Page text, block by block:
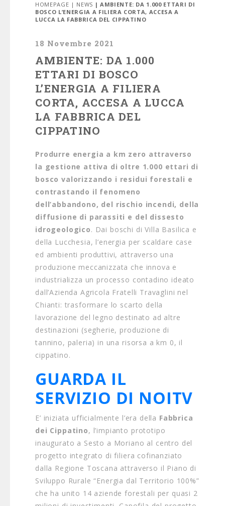
HOMEPAGE | NEWS | AMBIENTE: DA 1.000 ETTARI DI
BOSCO L’ENERGIA A FILIERA CORTA, ACCESA A
LUCCA LA FABBRICA DEL CIPPATINO
18 Novembre 2021
AMBIENTE: DA 1.000
ETTARI DI BOSCO
L’ENERGIA A FILIERA
CORTA, ACCESA A LUCCA
LA FABBRICA DEL
CIPPATINO
Produrre energia a km zero attraverso
la gestione attiva di oltre 1.000 ettari di
bosco valorizzando i residui forestali e
contrastando il fenomeno
dell’abbandono, del rischio incendi, della
diffusione di parassiti e del dissesto
idrogeologico. Dai boschi di Villa Basilica e
della Lucchesia, l’energia per scaldare case
ed ambienti produttivi, attraverso una
produzione meccanizzata che innova e
industrializza un processo contadino ideato
dall’Azienda Agricola Fratelli Travaglini nel
Chianti: trasformare lo scarto della
lavorazione del legno destinato ad altre
destinazioni (segherie, produzione di
tannino, paleria) in una risorsa a km 0, il
cippatino.
GUARDA IL
SERVIZIO DI NOITV
E’ iniziata ufficialmente l’era della Fabbrica
dei Cippatino, l’impianto prototipo
inaugurato a Sesto a Moriano al centro del
progetto integrato di filiera cofinanziato
dalla Regione Toscana attraverso il Piano di
Sviluppo Rurale “Energia dal Territorio 100%”
che ha unito 14 aziende forestali per quasi 2